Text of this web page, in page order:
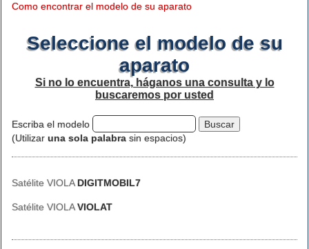
Como encontrar el modelo de su aparato
Seleccione el modelo de su
aparato
Si no lo encuentra, háganos una consulta y lo
buscaremos por usted
Escriba el modelo
(Utilizar una sola palabra sin espacios)
Satélite VIOLA DIGITMOBIL7
Satélite VIOLAVIOLAT